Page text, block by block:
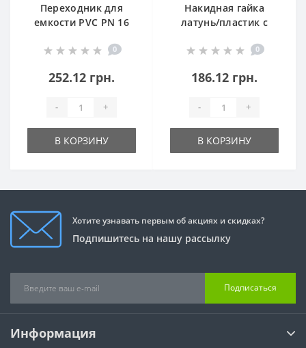
Переходник для
емкости PVC PN 16
0
252.12 грн.
- +
В КОРЗИНУ
Накидная гайка
латунь/пластик с
PN 16
0
186.12 грн.
- +
В КОРЗИНУ
Хотите узнавать первым об акциях и скидках?
Подпишитесь на нашу рассылку
Подписаться
Информация